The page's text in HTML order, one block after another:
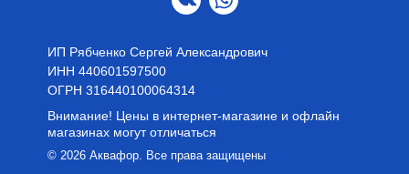
© 2026 Аквафор. Все права защищены
Внимание! Цены в интернет-магазине и офлайн
магазинах могут отличаться
ИП Рябченко Сергей Александрович
ИНН 440601597500
OГРН 316440100064314